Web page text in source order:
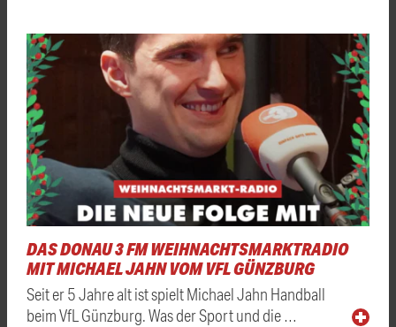
DAS DONAU 3 FM WEIHNACHTSMARKTRADIO
MIT MICHAEL JAHN VOM VFL GÜNZBURG
Seit er 5 Jahre alt ist spielt Michael Jahn Handball
beim VfL Günzburg. Was der Sport und die …